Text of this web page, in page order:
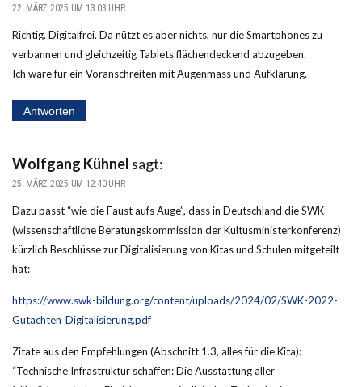
22. MÄRZ 2025 UM 13:03 UHR
Richtig. Digitalfrei. Da nützt es aber nichts, nur die Smartphones zu
verbannen und gleichzeitig Tablets flächendeckend abzugeben.
Ich wäre für ein Voranschreiten mit Augenmass und Aufklärung.
Antworten
Wolfgang Kühnel sagt:
25. MÄRZ 2025 UM 12:40 UHR
Dazu passt “wie die Faust aufs Auge”, dass in Deutschland die SWK
(wissenschaftliche Beratungskommission der Kultusministerkonferenz)
kürzlich Beschlüsse zur Digitalisierung von Kitas und Schulen mitgeteilt
hat:
https://www.swk-bildung.org/content/uploads/2024/02/SWK-2022-
Gutachten_Digitalisierung.pdf
Zitate aus den Empfehlungen (Abschnitt 1.3, alles für die Kita):
“Technische Infrastruktur schaffen: Die Ausstattung aller